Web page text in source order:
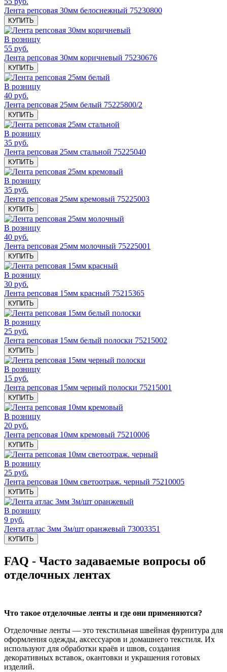
Лента репсовая 30мм белоснежный 75230800
КУПИТЬ
В розницу
55 руб.
Лента репсовая 30мм коричневый 75230676
КУПИТЬ
В розницу
40 руб.
Лента репсовая 25мм белый 75225800/2
КУПИТЬ
В розницу
35 руб.
Лента репсовая 25мм стальной 75225040
КУПИТЬ
В розницу
35 руб.
Лента репсовая 25мм кремовый 75225003
КУПИТЬ
В розницу
40 руб.
Лента репсовая 25мм молочный 75225001
КУПИТЬ
В розницу
30 руб.
Лента репсовая 15мм красный 75215365
КУПИТЬ
В розницу
25 руб.
Лента репсовая 15мм белый полоски 75215002
КУПИТЬ
В розницу
15 руб.
Лента репсовая 15мм черный полоски 75215001
КУПИТЬ
В розницу
20 руб.
Лента репсовая 10мм кремовый 75210006
КУПИТЬ
В розницу
25 руб.
Лента репсовая 10мм светоотраж. черный 75210005
КУПИТЬ
В розницу
9 руб.
Лента атлас 3мм 3м/шт оранжевый 73003351
КУПИТЬ
FAQ - Часто задаваемые вопросы об
отделочных лентах
Что такое отделочные ленты и где они применяются?
Отделочные ленты — это текстильная швейная фурнитура для
оформления одежды, аксессуаров и домашнего текстиля. Их
используют для обработки краёв и швов, создания
декоративных вставок, окантовки и украшения готовых
изделий.